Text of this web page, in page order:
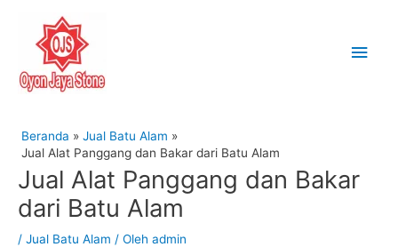
Beranda
Jual Batu Alam
Jual Alat Panggang dan Bakar dari Batu Alam
Jual Alat Panggang dan Bakar
dari Batu Alam
/ Jual Batu Alam / Oleh admin